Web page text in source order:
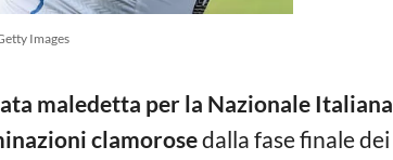
Images
maledetta per la Nazionale Italiana
clamorosedalla fase finale dei